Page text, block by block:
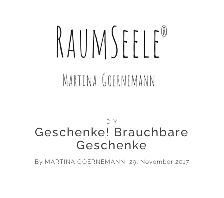
DIY
Geschenke! Brauchbare
Geschenke
By MARTINA GOERNEMANN , 29. November 2017